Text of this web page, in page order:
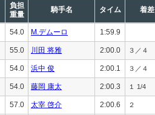
負担
重量
騎手名 タイム 着差
54.0 M.デムーロ 1:59.9
55.0 川田 将雅 2:00.0 ３／４
54.0 浜中 俊 2:00.1 ３／４
54.0 藤岡 康太 2:00.3 １ 1/4
57.0 太宰 啓介 2:00.6 ２